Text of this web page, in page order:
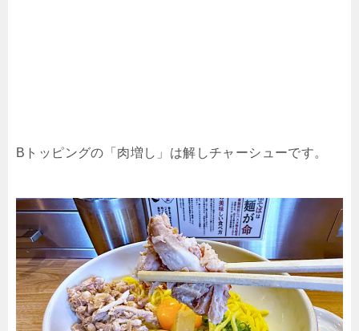
Bトッピングの「肉増し」は解しチャーシューです。